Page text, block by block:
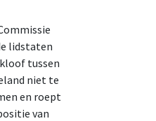
lidstaten
tussen
niet te
en roept
van